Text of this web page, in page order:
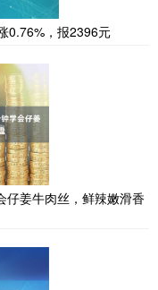
0.76%，报2396元
仔姜牛肉丝，鲜辣嫩滑香